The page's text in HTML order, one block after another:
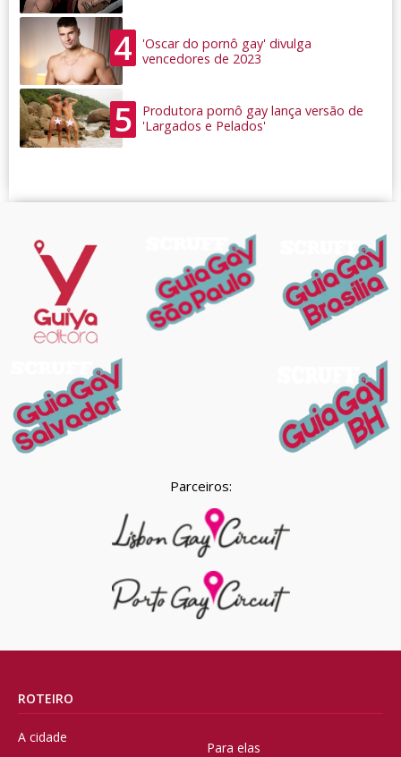
4
'Oscar do pornô gay' divulga
vencedores de 2023
5
Produtora pornô gay lança versão de
'Largados e Pelados'
Parceiros:
ROTEIRO
A cidade
Para elas